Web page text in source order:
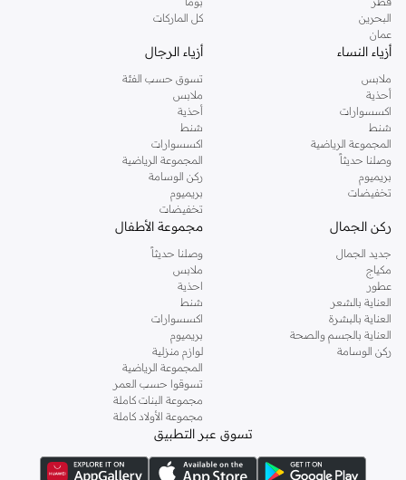
سريع الى عتبة دارك.
البحرين
عمان
كل الماركات
أزياء النساء
ملابس
أحذية
اكسسوارات
شنط
المجموعة الرياضية
وصلنا حديثاً
بريميوم
تخفيضات
أزياء الرجال
تسوق حسب الفئة
ملابس
أحذية
شنط
اكسسوارات
المجموعة الرياضية
ركن الوسامة
بريميوم
تخفيضات
ركن الجمال
جديد الجمال
مكياج
عطور
العناية بالشعر
العناية بالبشرة
العناية بالجسم والصحة
ركن الوسامة
مجموعة الأطفال
وصلنا حديثاً
ملابس
احذية
شنط
اكسسوارات
بريميوم
لوازم منزلية
المجموعة الرياضية
تسوقوا حسب العمر
مجموعة البنات كاملة
مجموعة الأولاد كاملة
تسوق عبر التطبيق